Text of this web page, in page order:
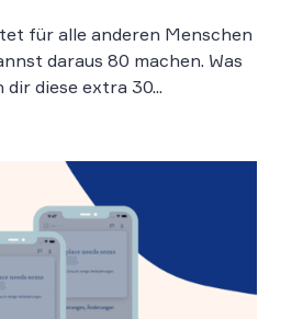
für alle anderen Menschen
daraus 80 machen. Was
diese extra 30...